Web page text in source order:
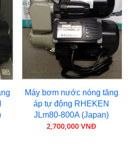
Máy bơm nước nóng tăng
áp tự động RHEKEN
JLm80-800A (Japan)
2,700,000 VNĐ